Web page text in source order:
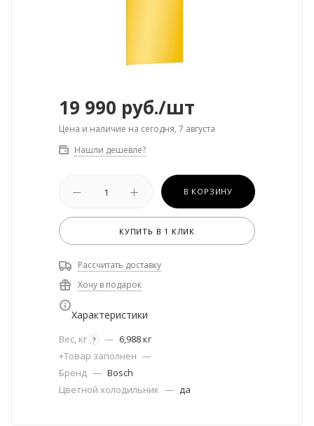
19 990 руб./шт
Цена и наличие на сегодня, 7 августа
Нашли дешевле?
В КОРЗИНУ
КУПИТЬ В 1 КЛИК
Рассчитать доставку
Хочу в подарок
Характеристики
Вес, кг ? — 6,988 кг
+Товар заполнен —
Бренд — Bosch
Цветной холодильник — да